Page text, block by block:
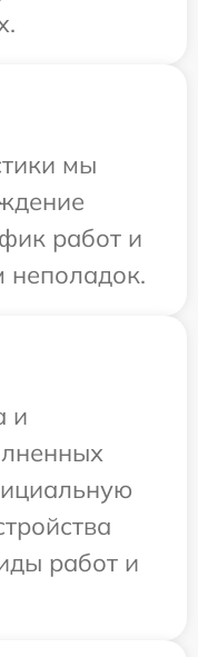
мы
работ и
неполадок.
и
работ и